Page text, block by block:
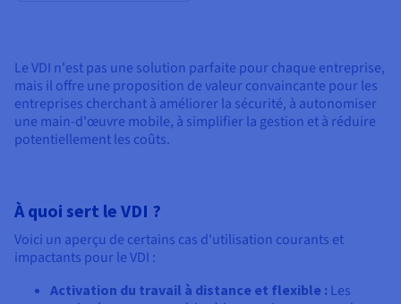
Le VDI n'est pas une solution parfaite pour chaque entreprise,
mais il offre une proposition de valeur convaincante pour les
entreprises cherchant à améliorer la sécurité, à autonomiser
une main-d'œuvre mobile, à simplifier la gestion et à réduire
potentiellement les coûts.
À quoi sert le VDI ?
Voici un aperçu de certains cas d'utilisation courants et
impactants pour le VDI :
Activation du travail à distance et flexible : Les